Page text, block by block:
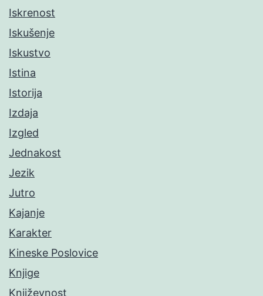
Iskrenost
Iskušenje
Iskustvo
Istina
Istorija
Izdaja
Izgled
Jednakost
Jezik
Jutro
Kajanje
Karakter
Kineske Poslovice
Knjige
Književnost